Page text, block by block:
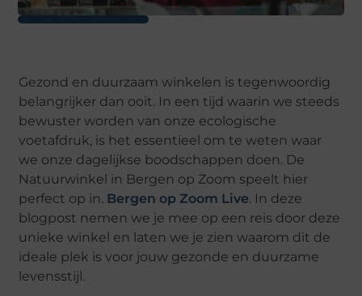
Gezond en duurzaam winkelen is tegenwoordig
belangrijker dan ooit. In een tijd waarin we steeds
bewuster worden van onze ecologische
voetafdruk, is het essentieel om te weten waar
we onze dagelijkse boodschappen doen. De
Natuurwinkel in Bergen op Zoom speelt hier
perfect op in. Bergen op Zoom Live. In deze
blogpost nemen we je mee op een reis door deze
unieke winkel en laten we je zien waarom dit de
ideale plek is voor jouw gezonde en duurzame
levensstijl.